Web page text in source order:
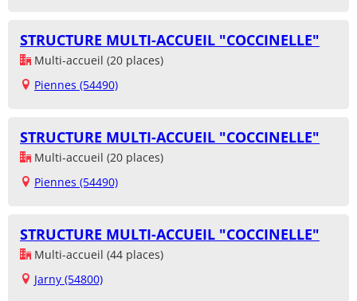
STRUCTURE MULTI-ACCUEIL "COCCINELLE"
Multi-accueil (20 places)
Piennes (54490)
STRUCTURE MULTI-ACCUEIL "COCCINELLE"
Multi-accueil (20 places)
Piennes (54490)
STRUCTURE MULTI-ACCUEIL "COCCINELLE"
Multi-accueil (44 places)
Jarny (54800)